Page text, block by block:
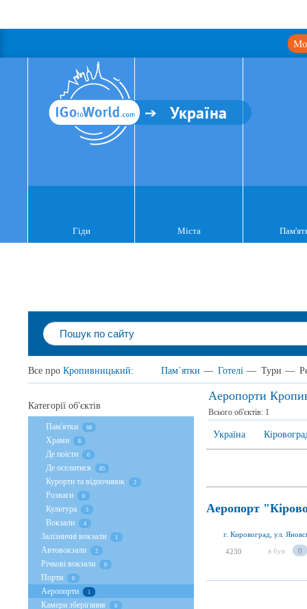
Україна
Гіди Міста
Все про Кропивницький: Пам`ятки — Готелі — Тури —
Аеропорти
Всього об'єктів: 1
Україна
Аеропорт
г. Кировоград, ул.
4230 я був 0
Категорії об'єктів
Пам'ятки 68
Храми 8
Де поїсти 0
Де оселитися 85
Курорти та відпочинок 2
Розваги 0
Культура 5
Вокзали 4
Залізничні вокзали 1
Автовокзали 2
Річкові вокзали 0
Порти 0
Аеропорти 1
Камери зберігання 0